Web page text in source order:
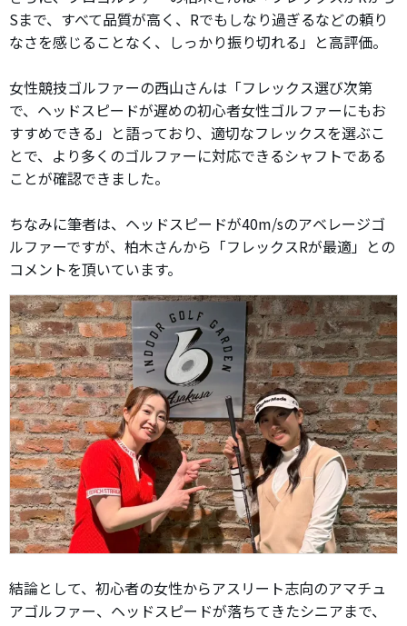
Sまで、すべて品質が高く、Rでもしなり過ぎるなどの頼り
なさを感じることなく、しっかり振り切れる」と高評価。
女性競技ゴルファーの西山さんは「フレックス選び次第
で、ヘッドスピードが遅めの初心者女性ゴルファーにもお
すすめできる」と語っており、適切なフレックスを選ぶこ
とで、より多くのゴルファーに対応できるシャフトである
ことが確認できました。
ちなみに筆者は、ヘッドスピードが40m/sのアベレージゴ
ルファーですが、柏木さんから「フレックスRが最適」との
コメントを頂いています。
結論として、初心者の女性からアスリート志向のアマチュ
アゴルファー、ヘッドスピードが落ちてきたシニアまで、